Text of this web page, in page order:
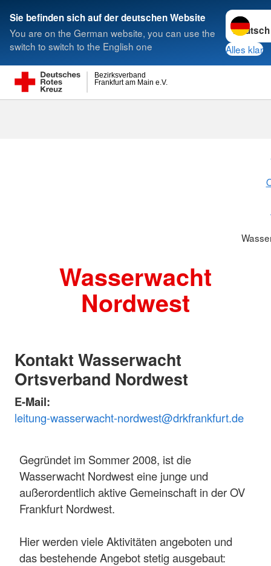
Sie befinden sich auf der deutschen Website
You are on the German website, you can use the
switch to switch to the English one
Sprache
Alles klar
Frankfurt am Main e.V.
Bezirksverband
Suche
Wasserwacht
Nordwest
Kontakt Wasserwacht
Ortsverband Nordwest
E-Mail:
leitung-wasserwacht-nordwest@drkfrankfurt.de
Gegründet im Sommer 2008, ist die
Wasserwacht Nordwest eine junge und
außerordentlich aktive Gemeinschaft in der OV
Frankfurt Nordwest.
Hier werden viele Aktivitäten angeboten und
das bestehende Angebot stetig ausgebaut: